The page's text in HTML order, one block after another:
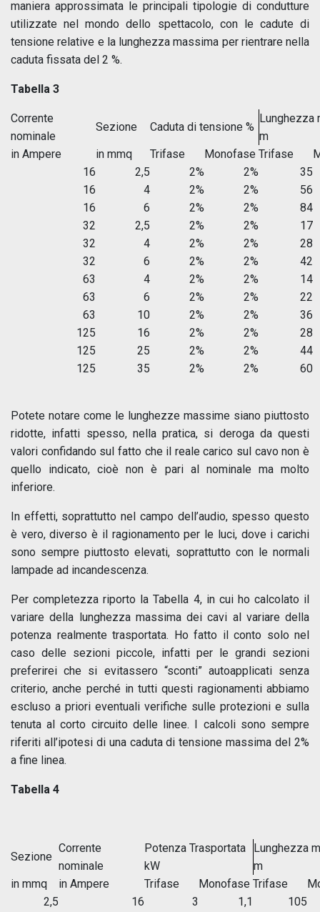
maniera approssimata le principali tipologie di condutture
utilizzate nel mondo dello spettacolo, con le cadute di
tensione relative e la lunghezza massima per rientrare nella
caduta fissata del 2 %.
Tabella 3
Corrente
nominale
Sezione Caduta di tensione %
Lunghezza
m
in Ampere
in mmq Trifase Monofase Trifase
16
2,5 2% 2%
35
16
4 2% 2%
56
16
6 2% 2%
84
32
2,5 2% 2%
17
32
4 2% 2%
28
32
6 2% 2%
42
63
4 2% 2%
14
63
6 2% 2%
22
63
10 2% 2%
36
125
16 2% 2%
28
125
25 2% 2%
44
125
35 2% 2% 60
Potete notare come le lunghezze massime siano piuttosto
ridotte, infatti spesso, nella pratica, si deroga da questi
valori confidando sul fatto che il reale carico sul cavo non è
quello indicato, cioè non è pari al nominale ma molto
inferiore.
In effetti, soprattutto nel campo dell’audio, spesso questo
è vero, diverso è il ragionamento per le luci, dove i carichi
sono sempre piuttosto elevati, soprattutto con le normali
lampade ad incandescenza.
Per completezza riporto la Tabella 4, in cui ho calcolato il
variare della lunghezza massima dei cavi al variare della
potenza realmente trasportata. Ho fatto il conto solo nel
caso delle sezioni piccole, infatti per le grandi sezioni
preferirei che si evitassero “sconti” autoapplicati senza
criterio, anche perché in tutti questi ragionamenti abbiamo
escluso a priori eventuali verifiche sulle protezioni e sulla
tenuta al corto circuito delle linee. I calcoli sono sempre
riferiti all’ipotesi di una caduta di tensione massima del 2%
a fine linea.
Tabella 4
Sezione
Corrente
nominale
Potenza Trasportata
kW
Lunghezza
m
in mmq
in Ampere Trifase Monofase Trifase
2,5
16 3 1,1
105